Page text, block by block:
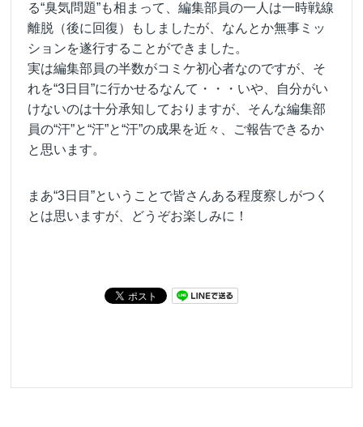
る“臭気問題”も相まって、編集部員の一人は一時戦線
離脱（後に回復）もしましたが、なんとか無事ミッ
ションを遂行することができました。
実は編集部員の半数がコミケ初心者なのですが、そ
れを“3日目”に行かせるなんて・・・いや、自分がい
けないのは十分承知しておりますが、そんな編集部
員の“汗”と“汗”と“汗”の成果を近々、ご報告できるか
と思います。
まあ“3日目”ということで皆さんある程度察しがつく
とは思いますが、どうぞお楽しみに！